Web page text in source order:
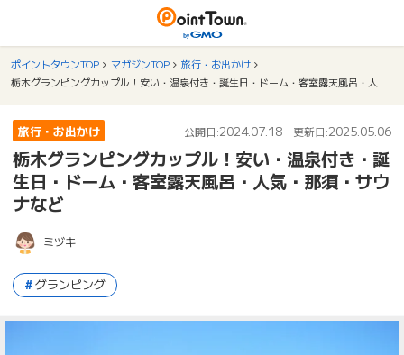
ポイントタウンTOP マガジンTOP
旅行・お出かけ
旅行・お出かけ 公開日:2024.07.18 更新日:2025.05.06
栃木グランピングカップル！安い・温泉付き・誕
生日・ドーム・客室露天風呂・人気・那須・サウ
ナなど
ミヅキ
グランピング